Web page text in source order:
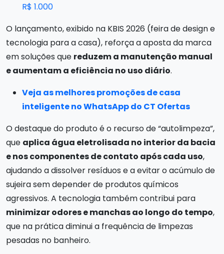
R$ 1.000
O lançamento, exibido na KBIS 2026 (feira de design e
tecnologia para a casa), reforça a aposta da marca
em soluções que reduzem a manutenção manual
e aumentam a eficiência no uso diário.
Veja as melhores promoções de casa
inteligente no WhatsApp do CT Ofertas
O destaque do produto é o recurso de “autolimpeza”,
que aplica água eletrolisada no interior da bacia
e nos componentes de contato após cada uso,
ajudando a dissolver resíduos e a evitar o acúmulo de
sujeira sem depender de produtos químicos
agressivos. A tecnologia também contribui para
minimizar odores e manchas ao longo do tempo,
que na prática diminui a frequência de limpezas
pesadas no banheiro.